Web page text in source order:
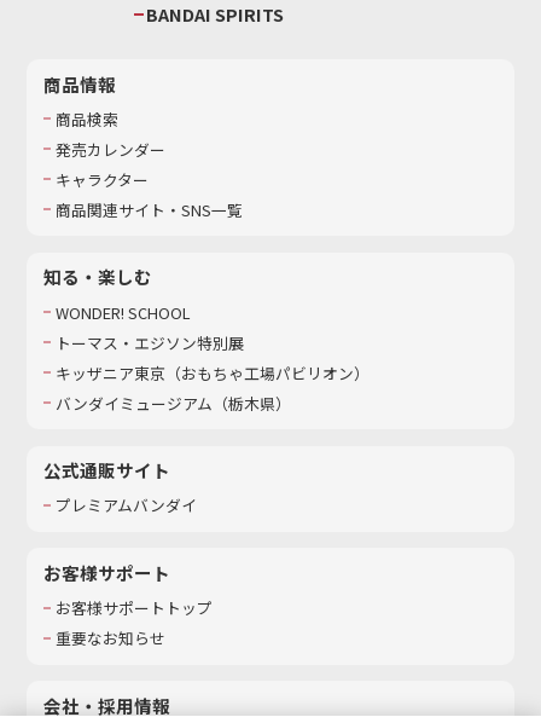
BANDAI SPIRITS
商品情報
商品検索
発売カレンダー
キャラクター
商品関連サイト・SNS一覧
知る・楽しむ
WONDER! SCHOOL
トーマス・エジソン特別展
キッザニア東京（おもちゃ工場パビリオン）​
バンダイミュージアム（栃木県）
公式通販サイト
プレミアムバンダイ
お客様サポート
お客様サポートトップ
重要なお知らせ
会社・採用情報